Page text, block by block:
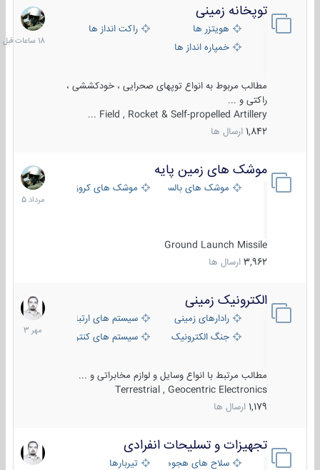
توپخانه زمینی
هویتزر ها
راکت انداز ها
خمپاره انداز ها
مطالب مربوط به انواع توپهای صحرایی ، خودکششی ،
راکتی و ...
Field , Rocket & Self-propelled Artillery ...
1,842 ارسال ها
18
ساعات
قبل
موشک های زمین پایه
موشک های بالستیک موشک های کروز
Ground Launch Missile
3,962 ارسال ها
2
مرداد
1405
الکترونیک زمینی
رادارهای زمینی
سیستم های ارتباطی و جمع آوری
جنگ الکترونیک
سیستم های کنترل آتش و تجهیزات
مطالب مرتبط با انواع وسایل و لوازم مخابراتی و ...
Terrestrial , Geocentric Electronics
1,179 ارسال ها
1
مهر
1403
تجهیزات و تسلیحات انفرادی
سلاح های هجومی
تیربارها
17
فروردین